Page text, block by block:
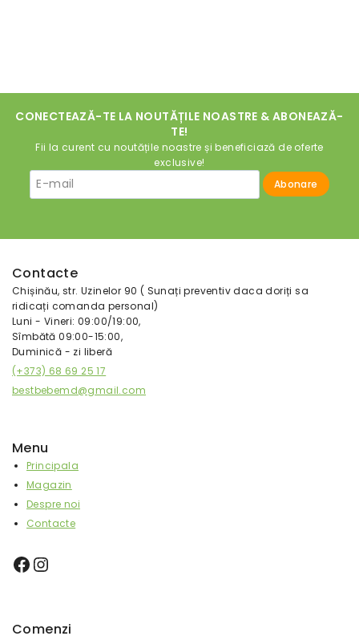
CONECTEAZĂ-TE LA NOUTĂȚILE NOASTRE & ABONEAZĂ-
TE!
Fii la curent cu noutățile noastre și beneficiază de oferte
exclusive!
Contacte
Chișinău, str. Uzinelor 90 ( Sunați preventiv daca doriți sa
ridicați comanda personal)
Luni - Vineri: 09:00/19:00,
Sîmbătă 09:00-15:00,
Duminică - zi liberă
(+373) 68 69 25 17
bestbebemd@gmail.com
Menu
Principala
Magazin
Despre noi
Contacte
Comenzi